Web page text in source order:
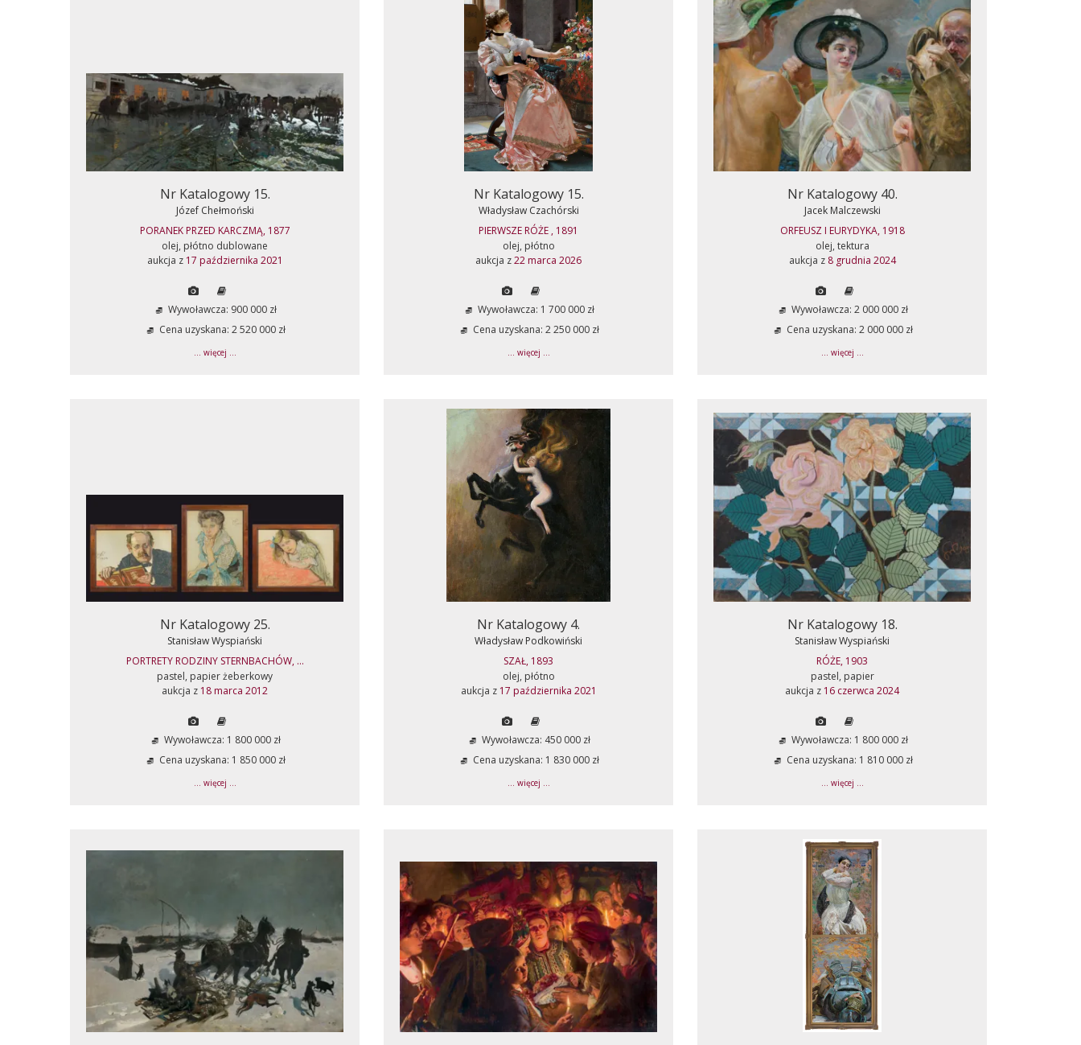
Nr Katalogowy 15.
Józef Chełmoński
PORANEK PRZED KARCZMĄ, 1877
olej, płótno dublowane
aukcja z 17 października 2021
Wywoławcza: 900 000 zł
Cena uzyskana: 2 520 000 zł
... więcej ...
Nr Katalogowy 15.
Władysław Czachórski
PIERWSZE RÓŻE , 1891
olej, płótno
aukcja z22 marca 2026
Wywoławcza: 1 700 000 zł
Cena uzyskana: 2 250 000 zł
... więcej ...
Nr Katalogowy 40.
Jacek Malczewski
ORFEUSZ I EURYDYKA, 1918
olej, tektura
aukcja z 8 grudnia 2024
Wywoławcza: 2 000 000 zł
Cena uzyskana: 2 000 000 zł
... więcej ...
Nr Katalogowy 25.
Stanisław Wyspiański
PORTRETY RODZINY STERNBACHÓW, ...
pastel, papier żeberkowy
aukcja z 18 marca 2012
Wywoławcza: 1 800 000 zł
Cena uzyskana: 1 850 000 zł
... więcej ...
Nr Katalogowy 4.
Władysław Podkowiński
SZAŁ, 1893
olej, płótno
aukcja z 17 października 2021
Wywoławcza: 450 000 zł
Cena uzyskana: 1 830 000 zł
... więcej ...
Nr Katalogowy 18.
Stanisław Wyspiański
RÓŻE, 1903
pastel, papier
aukcja z 16 czerwca 2024
Wywoławcza: 1 800 000 zł
Cena uzyskana: 1 810 000 zł
... więcej ...